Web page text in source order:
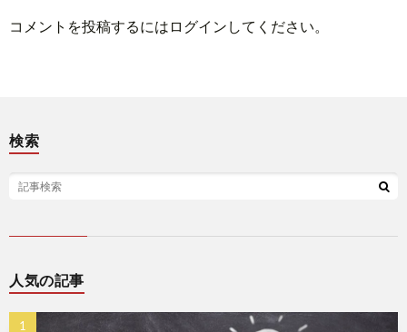
コメントを投稿するには ログイン してください。
検索
人気の記事